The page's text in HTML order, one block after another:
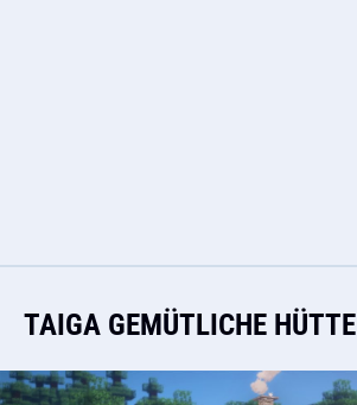
TAIGA GEMÜTLICHE HÜTTE